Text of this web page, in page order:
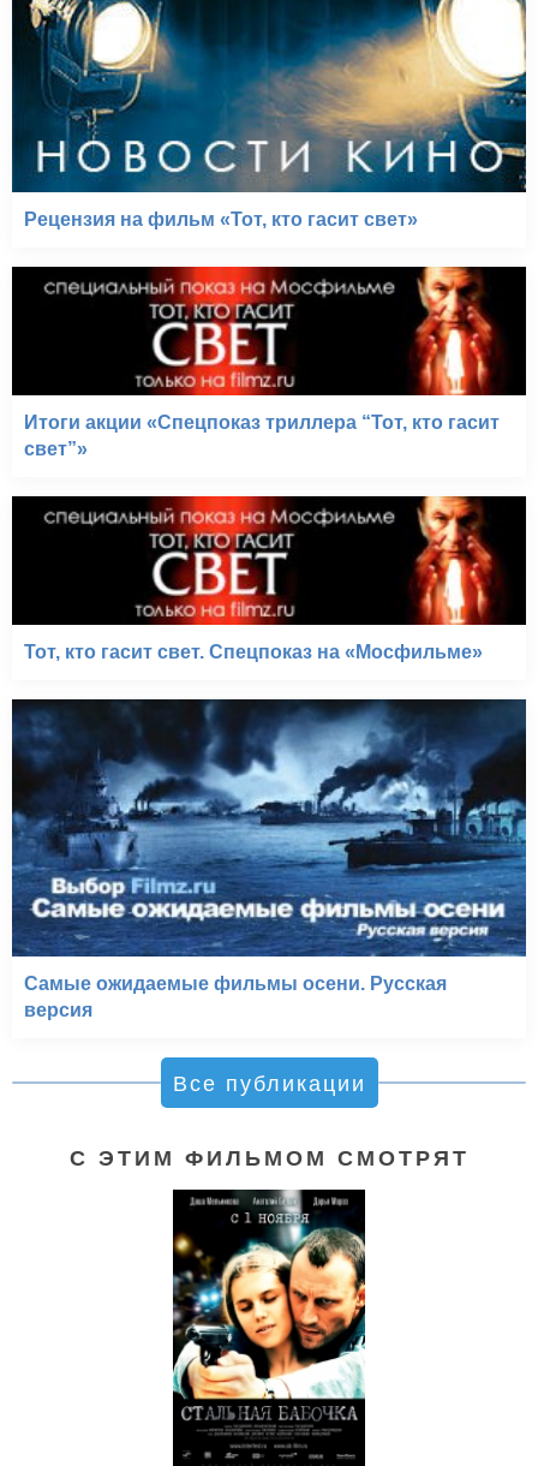
Рецензия на фильм «Тот, кто гасит свет»
Итоги акции «Спецпоказ триллера “Тот, кто гасит
свет”»
Тот, кто гасит свет. Спецпоказ на «Мосфильме»
Самые ожидаемые фильмы осени. Русская
версия
Все публикации
С ЭТИМ ФИЛЬМОМ СМОТРЯТ